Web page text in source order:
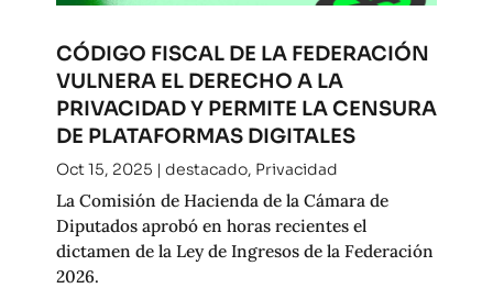
CÓDIGO FISCAL DE LA FEDERACIÓN
VULNERA EL DERECHO A LA
PRIVACIDAD Y PERMITE LA CENSURA
DE PLATAFORMAS DIGITALES
Oct 15, 2025 | destacado, Privacidad
La Comisión de Hacienda de la Cámara de
Diputados aprobó en horas recientes el
dictamen de la Ley de Ingresos de la Federación
2026.